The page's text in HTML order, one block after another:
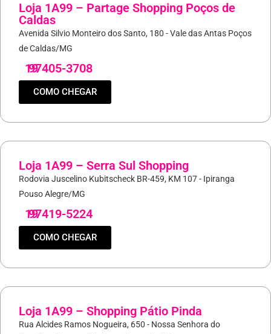
Loja 1A99 – Partage Shopping Poços de
Caldas
Avenida Silvio Monteiro dos Santo, 180 - Vale das Antas Poços
de Caldas/MG
19
97405-3708
COMO CHEGAR
Loja 1A99 – Serra Sul Shopping
Rodovia Juscelino Kubitscheck BR-459, KM 107 - Ipiranga
Pouso Alegre/MG
19
97419-5224
COMO CHEGAR
Loja 1A99 – Shopping Pátio Pinda
Rua Alcides Ramos Nogueira, 650 - Nossa Senhora do